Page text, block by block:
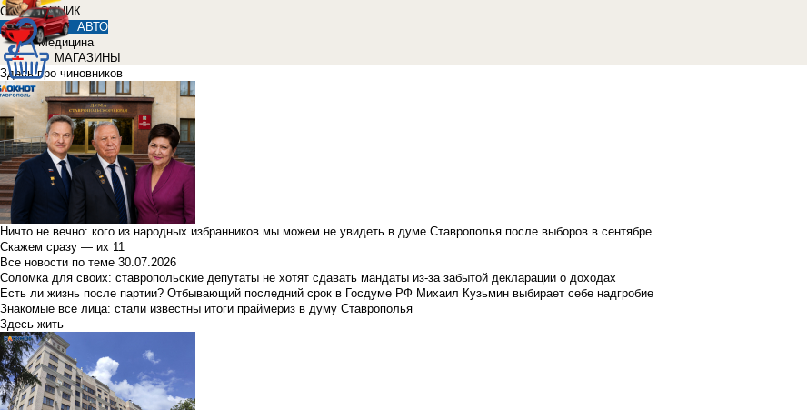
СПРАВОЧНИК
АВТО
Медицина
МАГАЗИНЫ
Здесь про чиновников
Ничто не вечно: кого из народных избранников мы можем не увидеть в думе Ставрополья после выборов в сентябре
Скажем сразу — их 11
Все новости по теме 30.07.2026
Соломка для своих: ставропольские депутаты не хотят сдавать мандаты из-за забытой декларации о доходах
Есть ли жизнь после партии? Отбывающий последний срок в Госдуме РФ Михаил Кузьмин выбирает себе надгробие
Знакомые все лица: стали известны итоги праймериз в думу Ставрополья
Здесь жить